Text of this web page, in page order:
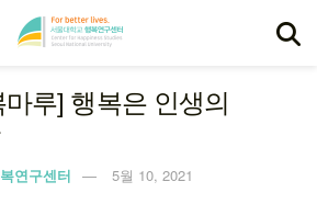
루] 행복은 인생의
연구센터 5월 10, 2021